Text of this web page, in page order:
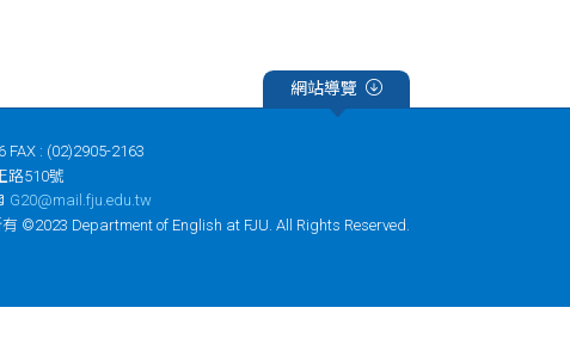
網站導覽
FAX : (02)2905-2163
路510號
G20@mail.fju.edu.tw
©2023 Department of English at FJU. All Rights Reserved.